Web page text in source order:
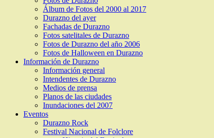
Álbum de Fotos del 2000 al 2017
Durazno del ayer
Fachadas de Durazno
Fotos satelitales de Durazno
Fotos de Durazno del año 2006
Fotos de Halloween en Durazno
Información de Durazno
Información general
Intendentes de Durazno
Medios de prensa
Planos de las ciudades
Inundaciones del 2007
Eventos
Durazno Rock
Festival Nacional de Folclore